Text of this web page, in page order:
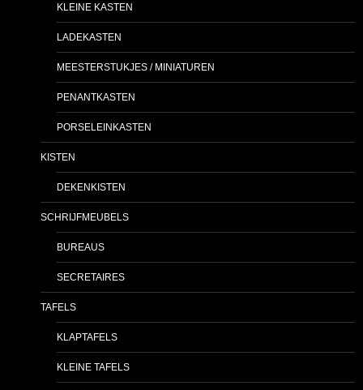
KLEINE KASTEN
LADEKASTEN
MEESTERSTUKJES / MINIATUREN
PENANTKASTEN
PORSELEINKASTEN
KISTEN
DEKENKISTEN
SCHRIJFMEUBELS
BUREAUS
SECRETAIRES
TAFELS
KLAPTAFELS
KLEINE TAFELS